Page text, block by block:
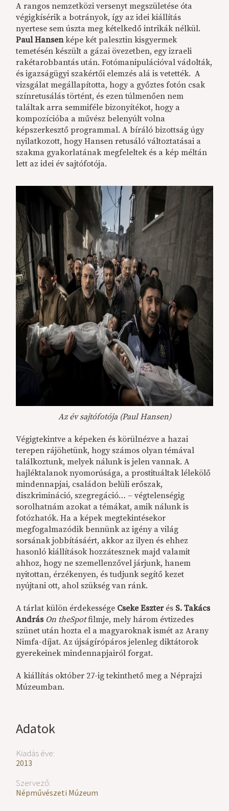
Adatok
Kiadás éve:
2013
Szervező:
Népművészeti Múzeum
A rangos nemzetközi versenyt megszületése óta
végigkísérik a botrányok, így az idei kiállítás
nyertese sem úszta meg kételkedő intrikák nélkül.
Paul Hansenképe két palesztin kisgyermek
temetésén készült a gázai övezetben, egy izraeli
rakétarobbantás után. Fotómanipulációval vádolták,
és igazságügyi szakértői elemzés alá is vetették. A
vizsgálat megállapította, hogy a győztes fotón csak
színretusálás történt, és ezen túlmenően nem
találtak arra semmiféle bizonyítékot, hogy a
kompozícióba a művész belenyúlt volna
képszerkesztő programmal. A bíráló bizottság úgy
nyilatkozott, hogy Hansen retusáló változtatásai a
szakma gyakorlatának megfeleltek és a kép méltán
lett az idei év sajtófotója.
Az év sajtófotója (Paul Hansen)
Végigtekintve a képeken és körülnézve a hazai
terepen rájöhetünk, hogy számos olyan témával
találkoztunk, melyek nálunk is jelen vannak. A
hajléktalanok nyomorúsága, a prostituáltak lélekölő
mindennapjai, családon belüli erőszak,
diszkrimináció, szegregáció… – végtelenségig
sorolhatnám azokat a témákat, amik nálunk is
fotózhatók. Ha a képek megtekintésekor
megfogalmazódik bennünk az igény a világ
sorsának jobbításáért, akkor az ilyen és ehhez
hasonló kiállítások hozzátesznek majd valamit
ahhoz, hogy ne szemellenzővel járjunk, hanem
nyitottan, érzékenyen, és tudjunk segítő kezet
nyújtani ott, ahol szükség van ránk.
A tárlat külön érdekessége Cseke Eszterés S. Takács
András On theSpotfilmje, mely három évtizedes
szünet után hozta el a magyaroknak ismét az Arany
Nimfa-díjat. Az újságírópáros jelenleg diktátorok
gyerekeinek mindennapjairól forgat.
A kiállítás október 27-ig tekinthető meg a Néprajzi
Múzeumban.